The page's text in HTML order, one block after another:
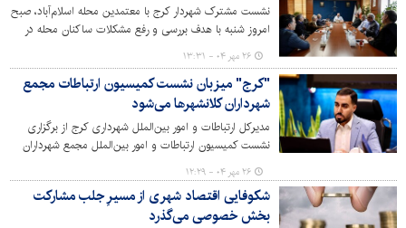
نشست مشترک شهردار کرج با معتمدین محله اسلام‌آباد، صبح
امروز شنبه با هدف بررسی و رفع مشکلات ساکنان محله در
دفتر مهرداد کیانی برگزار شد.
۲۶ مهر ۰۴ - ۱۳:۳۱
"کرج" میزبان نشست کمیسیون ارتباطات مجمع
شهرداران کلانشهرها می‌شود
مدیرکل ارتباطات و امور بین‌الملل شهرداری کرج از برگزاری
نشست کمیسیون ارتباطات و امور بین‌الملل مجمع شهرداران
میزبانی شهرداری کرج خبر داد.
۲۶ مهر ۰۴ - ۱۲:۲۹
شکوفایی اقتصاد شهری از مسیرِ جلب مشارکت
بخش خصوصی می‌گذرد